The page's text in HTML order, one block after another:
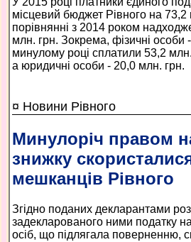
місцевий бюджет Рівного на 73,2
порівнянні з 2014 роком
млн. грн. Зокрема, фізичні особи
минулому році сплатили 53,2
а юридичні особи - 20,0 млн. грн.
¤ Новини Рівного
Минулоріч правом
знижку
мешканців Рівного
Згідно поданих декларантами
задекларованого ними податку
осіб, що підлягала поверненню,